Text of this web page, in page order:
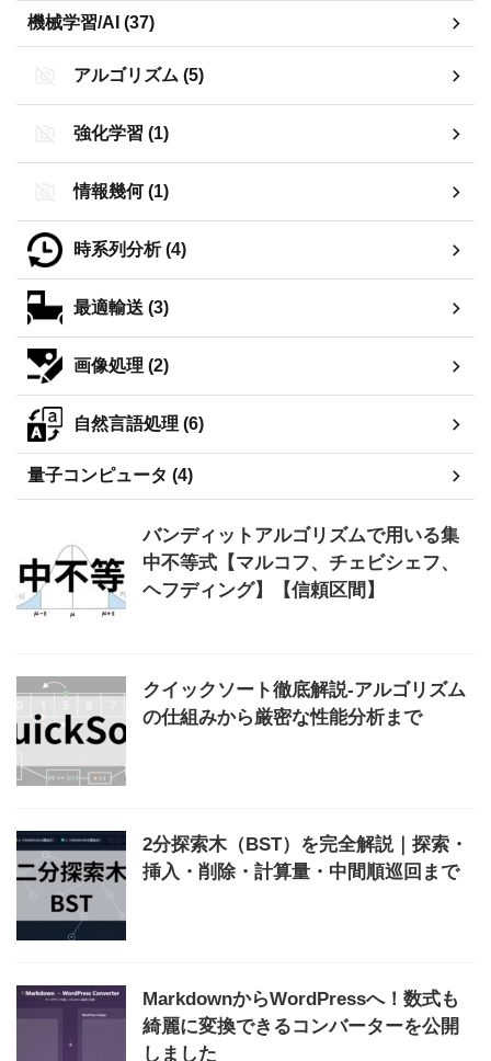
機械学習/AI (37)
アルゴリズム (5)
強化学習 (1)
情報幾何 (1)
時系列分析 (4)
最適輸送 (3)
画像処理 (2)
自然言語処理 (6)
量子コンピュータ (4)
バンディットアルゴリズムで用いる集
中不等式【マルコフ、チェビシェフ、
ヘフディング】【信頼区間】
クイックソート徹底解説-アルゴリズム
の仕組みから厳密な性能分析まで
2分探索木（BST）を完全解説｜探索・
挿入・削除・計算量・中間順巡回まで
MarkdownからWordPressへ！数式も
綺麗に変換できるコンバーターを公開
しました